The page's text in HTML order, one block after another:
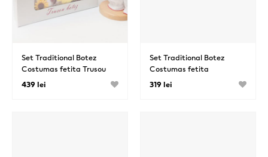
Set Traditional Botez
Costumas fetita Trusou
Lumanare 5
439 lei
Set Traditional Botez
Costumas fetita
Lumanare 4
319 lei